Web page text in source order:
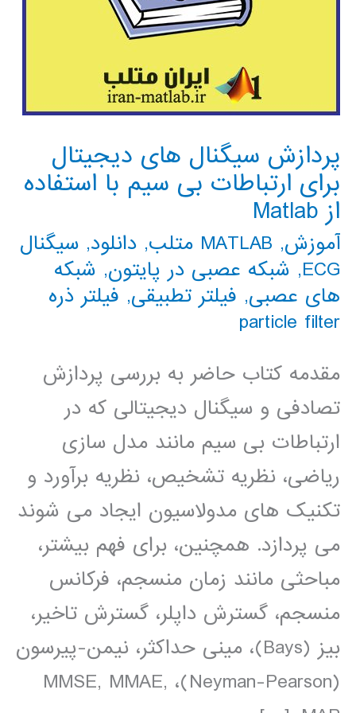
پردازش سیگنال های دیجیتال
برای ارتباطات بی سیم با استفاده
از Matlab
آموزش, MATLAB متلب , دانلود, سیگنال
ECG
, شبکه عصبی در پایتون, شبکه
های عصبی, فیلتر تطبیقی, فیلتر ذره
particle filter
مقدمه کتاب حاضر به بررسی پردازش
تصادفی و سیگنال دیجیتالی که در
ارتباطات بی سیم مانند مدل سازی
ریاضی، نظریه تشخیص، نظریه برآورد و
تکنیک های مدولاسیون ایجاد می شوند
می پردازد. همچنین، برای فهم بیشتر،
مباحثی مانند زمان منسجم، فرکانس
منسجم، گسترش داپلر، گسترش تاخیر،
بیز (Bays)، مینی حداکثر، نیمن-پیرسون
(Neyman-Pearson)، MMSE, MMAE,